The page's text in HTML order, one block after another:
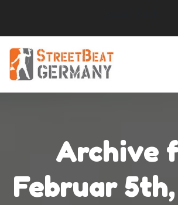
Archive
Februar